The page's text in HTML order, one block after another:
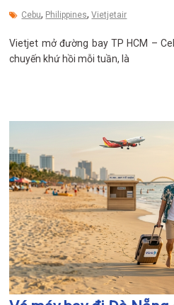
Cebu, Philippines,Vietjetair
Vietjet mở đường bay TP HCM –
chuyến khứ hồi mỗi tuần, là